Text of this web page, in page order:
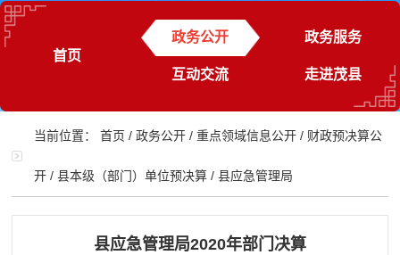
首页
政务公开 政务服务
互动交流 走进茂县
当前位置：首页 /政务公开 /重点领域信息公开 / 财政预决算公
开 /县本级（部门）单位预决算 /县应急管理局
县应急管理局2020年部门决算